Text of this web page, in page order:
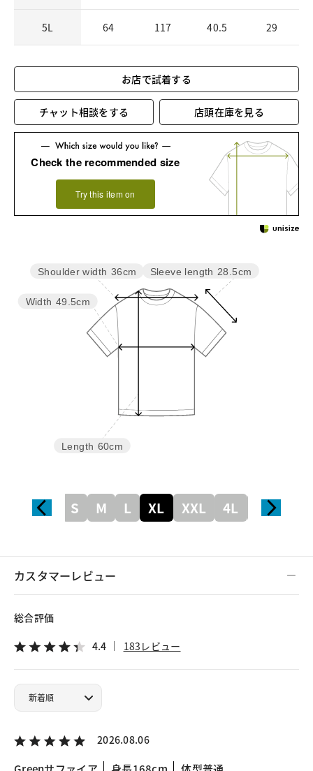
5L 64 117 40.5 29
お店で試着する
チャット相談をする 店頭在庫を見る
Check the recommended size
Try this item on
Sleeve length 28.5cm
Length 60cm
Width 49.5cm
Shoulder width 36cm
S M L XL XXL 4L 5L
カスタマーレビュー
総合評価
4.4 183レビュー
2026.08.06